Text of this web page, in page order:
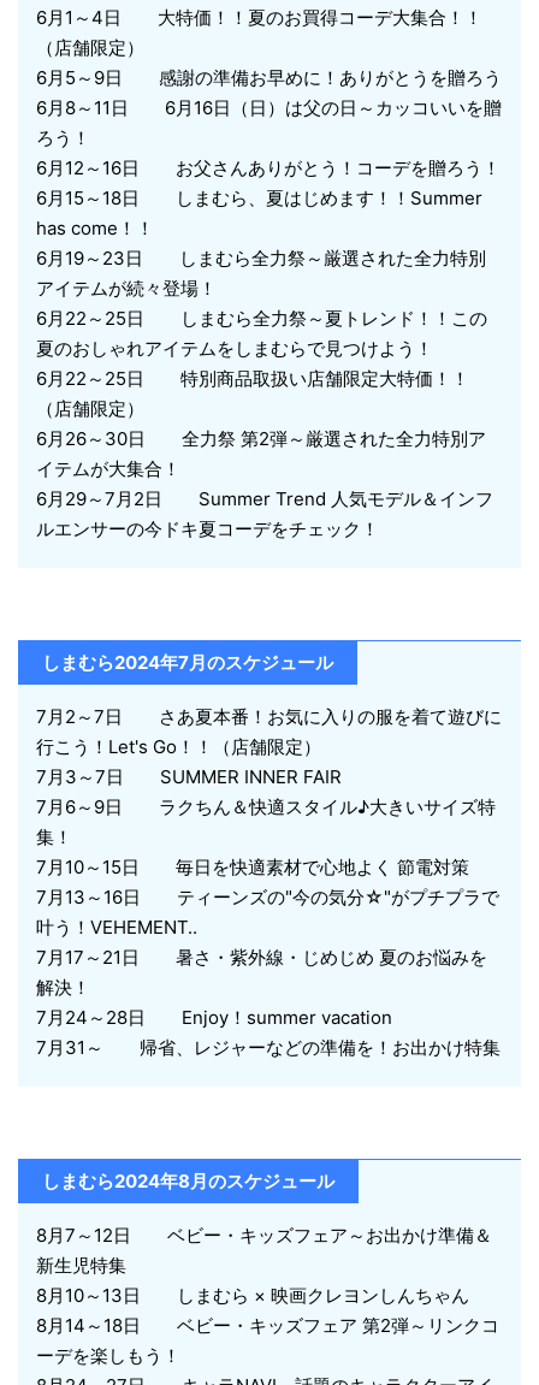
6月1～4日 大特価！！夏のお買得コーデ大集合！！
（店舗限定）
6月5～9日 感謝の準備お早めに！ありがとうを贈ろう
6月8～11日 6月16日（日）は父の日～カッコいいを贈
ろう！
6月12～16日 お父さんありがとう！コーデを贈ろう！
6月15～18日 しまむら、夏はじめます！！Summer
has come！！
6月19～23日 しまむら全力祭～厳選された全力特別
アイテムが続々登場！
6月22～25日 しまむら全力祭～夏トレンド！！この
夏のおしゃれアイテムをしまむらで見つけよう！
6月22～25日 特別商品取扱い店舗限定大特価！！
（店舗限定）
6月26～30日 全力祭 第2弾～厳選された全力特別ア
イテムが大集合！
6月29～7月2日 Summer Trend 人気モデル＆インフ
ルエンサーの今ドキ夏コーデをチェック！
しまむら2024年7月のスケジュール
7月2～7日 さあ夏本番！お気に入りの服を着て遊びに
行こう！Let's Go！！（店舗限定）
7月3～7日 SUMMER INNER FAIR
7月6～9日 ラクちん＆快適スタイル♪大きいサイズ特
集！
7月10～15日 毎日を快適素材で心地よく 節電対策
7月13～16日 ティーンズの"今の気分☆"がプチプラで
叶う！VEHEMENT..
7月17～21日 暑さ・紫外線・じめじめ 夏のお悩みを
解決！
7月24～28日 Enjoy！summer vacation
7月31～ 帰省、レジャーなどの準備を！お出かけ特集
しまむら2024年8月のスケジュール
8月7～12日 ベビー・キッズフェア～お出かけ準備＆
新生児特集
8月10～13日 しまむら × 映画クレヨンしんちゃん
8月14～18日 ベビー・キッズフェア 第2弾～リンクコ
ーデを楽しもう！